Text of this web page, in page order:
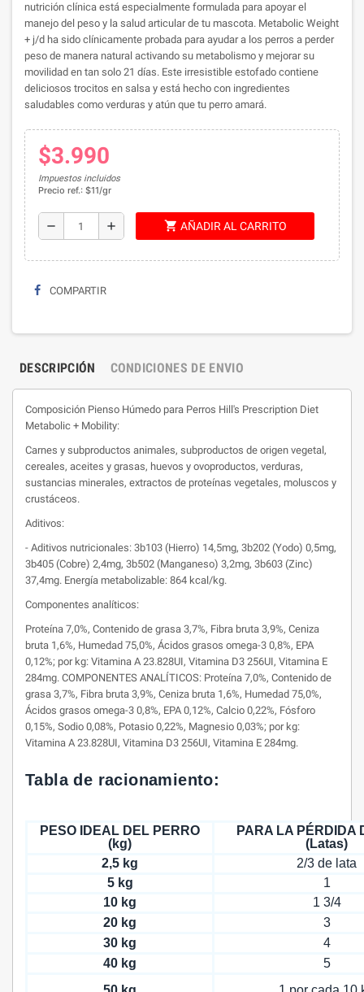
nutrición clínica está especialmente formulada para apoyar el
manejo del peso y la salud articular de tu mascota. Metabolic Weight
+ j/d ha sido clínicamente probada para ayudar a los perros a perder
peso de manera natural activando su metabolismo y mejorar su
movilidad en tan solo 21 días. Este irresistible estofado contiene
deliciosos trocitos en salsa y está hecho con ingredientes
saludables como verduras y atún que tu perro amará.
$3.990
Impuestos incluidos
Precio ref.: $11/gr
remove add shopping_cart AÑADIR AL CARRITO
COMPARTIR
DESCRIPCIÓN CONDICIONES DE ENVIO
Composición Pienso Húmedo para Perros Hill's Prescription Diet
Metabolic + Mobility:
Carnes y subproductos animales, subproductos de origen vegetal,
cereales, aceites y grasas, huevos y ovoproductos, verduras,
sustancias minerales, extractos de proteínas vegetales, moluscos y
crustáceos.
Aditivos:
- Aditivos nutricionales: 3b103 (Hierro) 14,5mg, 3b202 (Yodo) 0,5mg,
3b405 (Cobre) 2,4mg, 3b502 (Manganeso) 3,2mg, 3b603 (Zinc)
37,4mg. Energía metabolizable: 864 kcal/kg.
Componentes analíticos:
Proteína 7,0%, Contenido de grasa 3,7%, Fibra bruta 3,9%, Ceniza
bruta 1,6%, Humedad 75,0%, Ácidos grasos omega-3 0,8%, EPA
0,12%; por kg: Vitamina A 23.828UI, Vitamina D3 256UI, Vitamina E
284mg. COMPONENTES ANALÍTICOS: Proteína 7,0%, Contenido de
grasa 3,7%, Fibra bruta 3,9%, Ceniza bruta 1,6%, Humedad 75,0%,
Ácidos grasos omega-3 0,8%, EPA 0,12%, Calcio 0,22%, Fósforo
0,15%, Sodio 0,08%, Potasio 0,22%, Magnesio 0,03%; por kg:
Vitamina A 23.828UI, Vitamina D3 256UI, Vitamina E 284mg.
Tabla de racionamiento:
PESO IDEAL DEL PERRO
(kg)
PARA LA PÉRDIDA
(Latas)
2,5 kg
2/3 de lata
5 kg
1
10 kg
1 3/4
20 kg
3
30 kg
4
40 kg
5